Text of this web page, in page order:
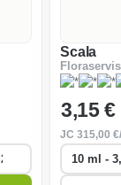
Scala
Floraservis
3,15 €
JC 315,00 €/l